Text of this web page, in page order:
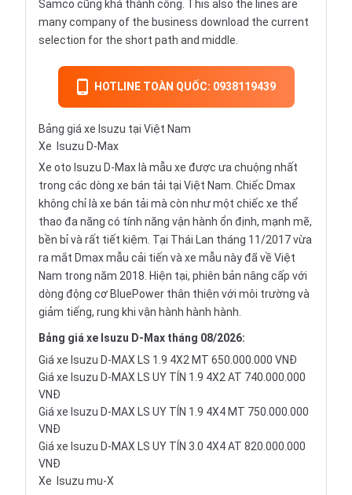
Samco cũng khá thành công. This also the lines are
many company of the business download the current
selection for the short path and middle.
HOTLINE TOÀN QUỐC: 0938119439
Bảng giá xe Isuzu tại Việt Nam
Xe
Isuzu D-Max
Xe oto Isuzu D-Max là mẫu xe được ưa chuộng nhất
trong các dòng xe bán tải tại Việt Nam. Chiếc Dmax
không chỉ là xe bán tải mà còn như một chiếc xe thể
thao đa năng có tính năng vận hành ổn định, mạnh mẽ,
bền bỉ và rất tiết kiệm. Tại Thái Lan tháng 11/2017 vừa
ra mắt Dmax mẫu cải tiến và xe mẫu này đã về Việt
Nam trong năm 2018. Hiện tại, phiên bản nâng cấp với
dòng động cơ BluePower thân thiện với môi trường và
giảm tiếng, rung khi vận hành hành hành.
Bảng giá xe Isuzu D-Max tháng 08/2026:
Giá xe Isuzu D-MAX LS 1.9 4X2 MT 650.000.000 VNĐ
Giá xe Isuzu D-MAX LS UY TÍN 1.9 4X2 AT 740.000.000
VNĐ
Giá xe Isuzu D-MAX LS UY TÍN 1.9 4X4 MT 750.000.000
VNĐ
Giá xe Isuzu D-MAX LS UY TÍN 3.0 4X4 AT 820.000.000
VNĐ
Xe
Isuzu mu-X